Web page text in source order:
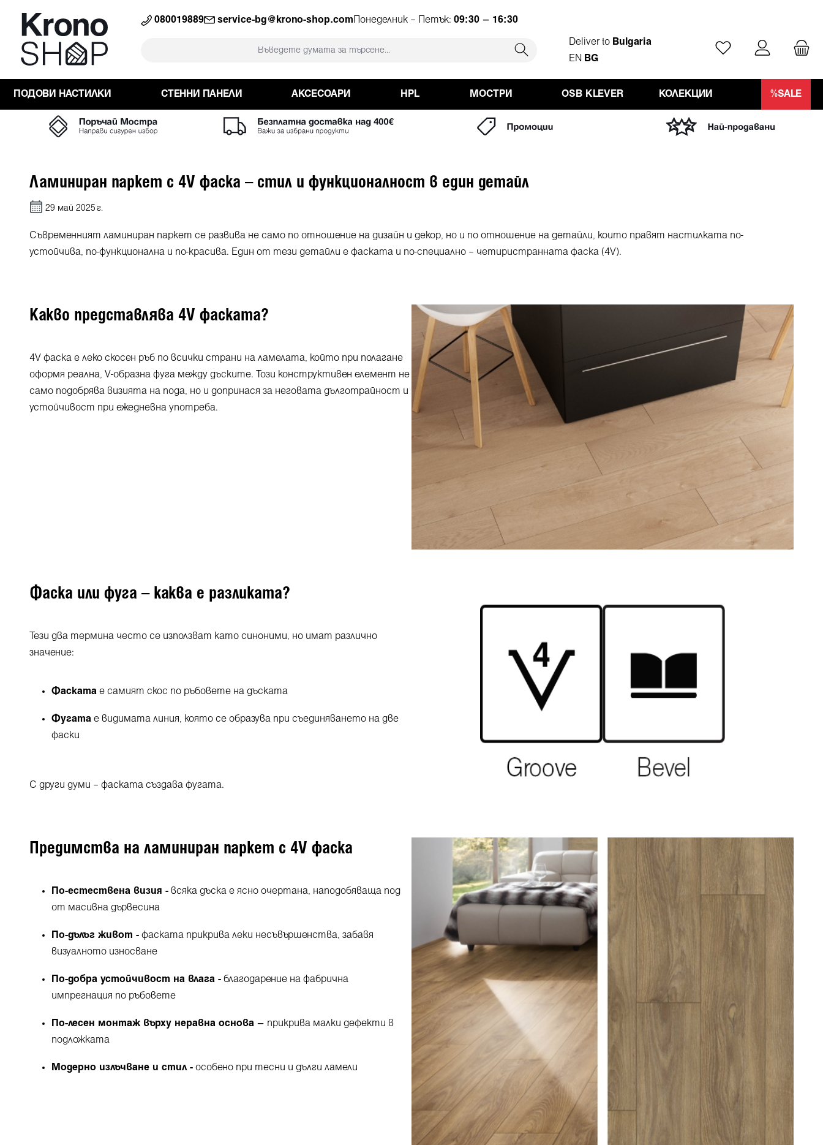
търсенето Преминете към основната навигация
080019889 service-bg@krono-shop.com Понеделник – Петък: 09:30 – 16:30
Deliver to Bulgaria
EN BG
Имате 0 артикули
ПОДОВИ НАСТИЛКИ СТЕННИ ПАНЕЛИ АКСЕСОАРИ HPL МОСТРИ OSB KLEVER КОЛЕКЦИИ %SALE
Ламиниран паркет с 4V фаска – стил и функционалност в един детайл
29 май 2025 г.
Съвременният ламиниран паркет се развива не само по отношение на дизайн и декор, но и по отношение на детайли, които правят настилката по-
устойчива, по-функционална и по-красива. Един от тези детайли е фаската и по-специално – четиристранната фаска (4V).
Какво представлява 4V фаската?
4V фаска е леко скосен ръб по всички страни на ламелата, който при полагане
оформя реална, V-образна фуга между дъските. Този конструктивен елемент не
само подобрява визията на пода, но и допринася за неговата дълготрайност и
устойчивост при ежедневна употреба.
Фаска или фуга – каква е разликата?
Тези два термина често се използват като синоними, но имат различно
значение:
Фаската е самият скос по ръбовете на дъската
Фугата е видимата линия, която се образува при съединяването на две
фаски
С други думи – фаската създава фугата.
Предимства на ламиниран паркет с 4V фаска
По-естествена визия - всяка дъска е ясно очертана, наподобяваща под
от масивна дървесина
По-дълъг живот - фаската прикрива леки несъвършенства, забавя
визуалното износване
По-добра устойчивост на влага - благодарение на фабрична
импрегнация по ръбовете
По-лесен монтаж върху неравна основа – прикрива малки дефекти в
подложката
Модерно излъчване и стил - особено при тесни и дълги ламели